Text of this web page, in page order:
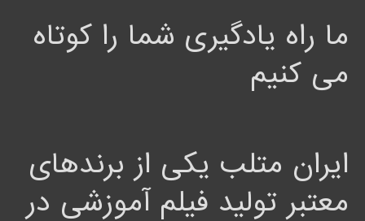
ما راه یادگیری شما را کوتاه
می کنیم
ایران متلب یکی از برندهای
معتبر تولید فیلم آموزشی در